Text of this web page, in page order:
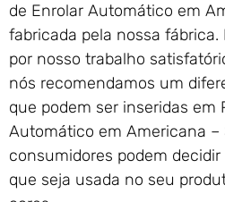
de Enrolar Automático em
fabricada pela nossa
por nosso trabalho
nós recomendamos um
que podem ser inseridas em
Automático em Americana –
consumidores podem
que seja usada no seu